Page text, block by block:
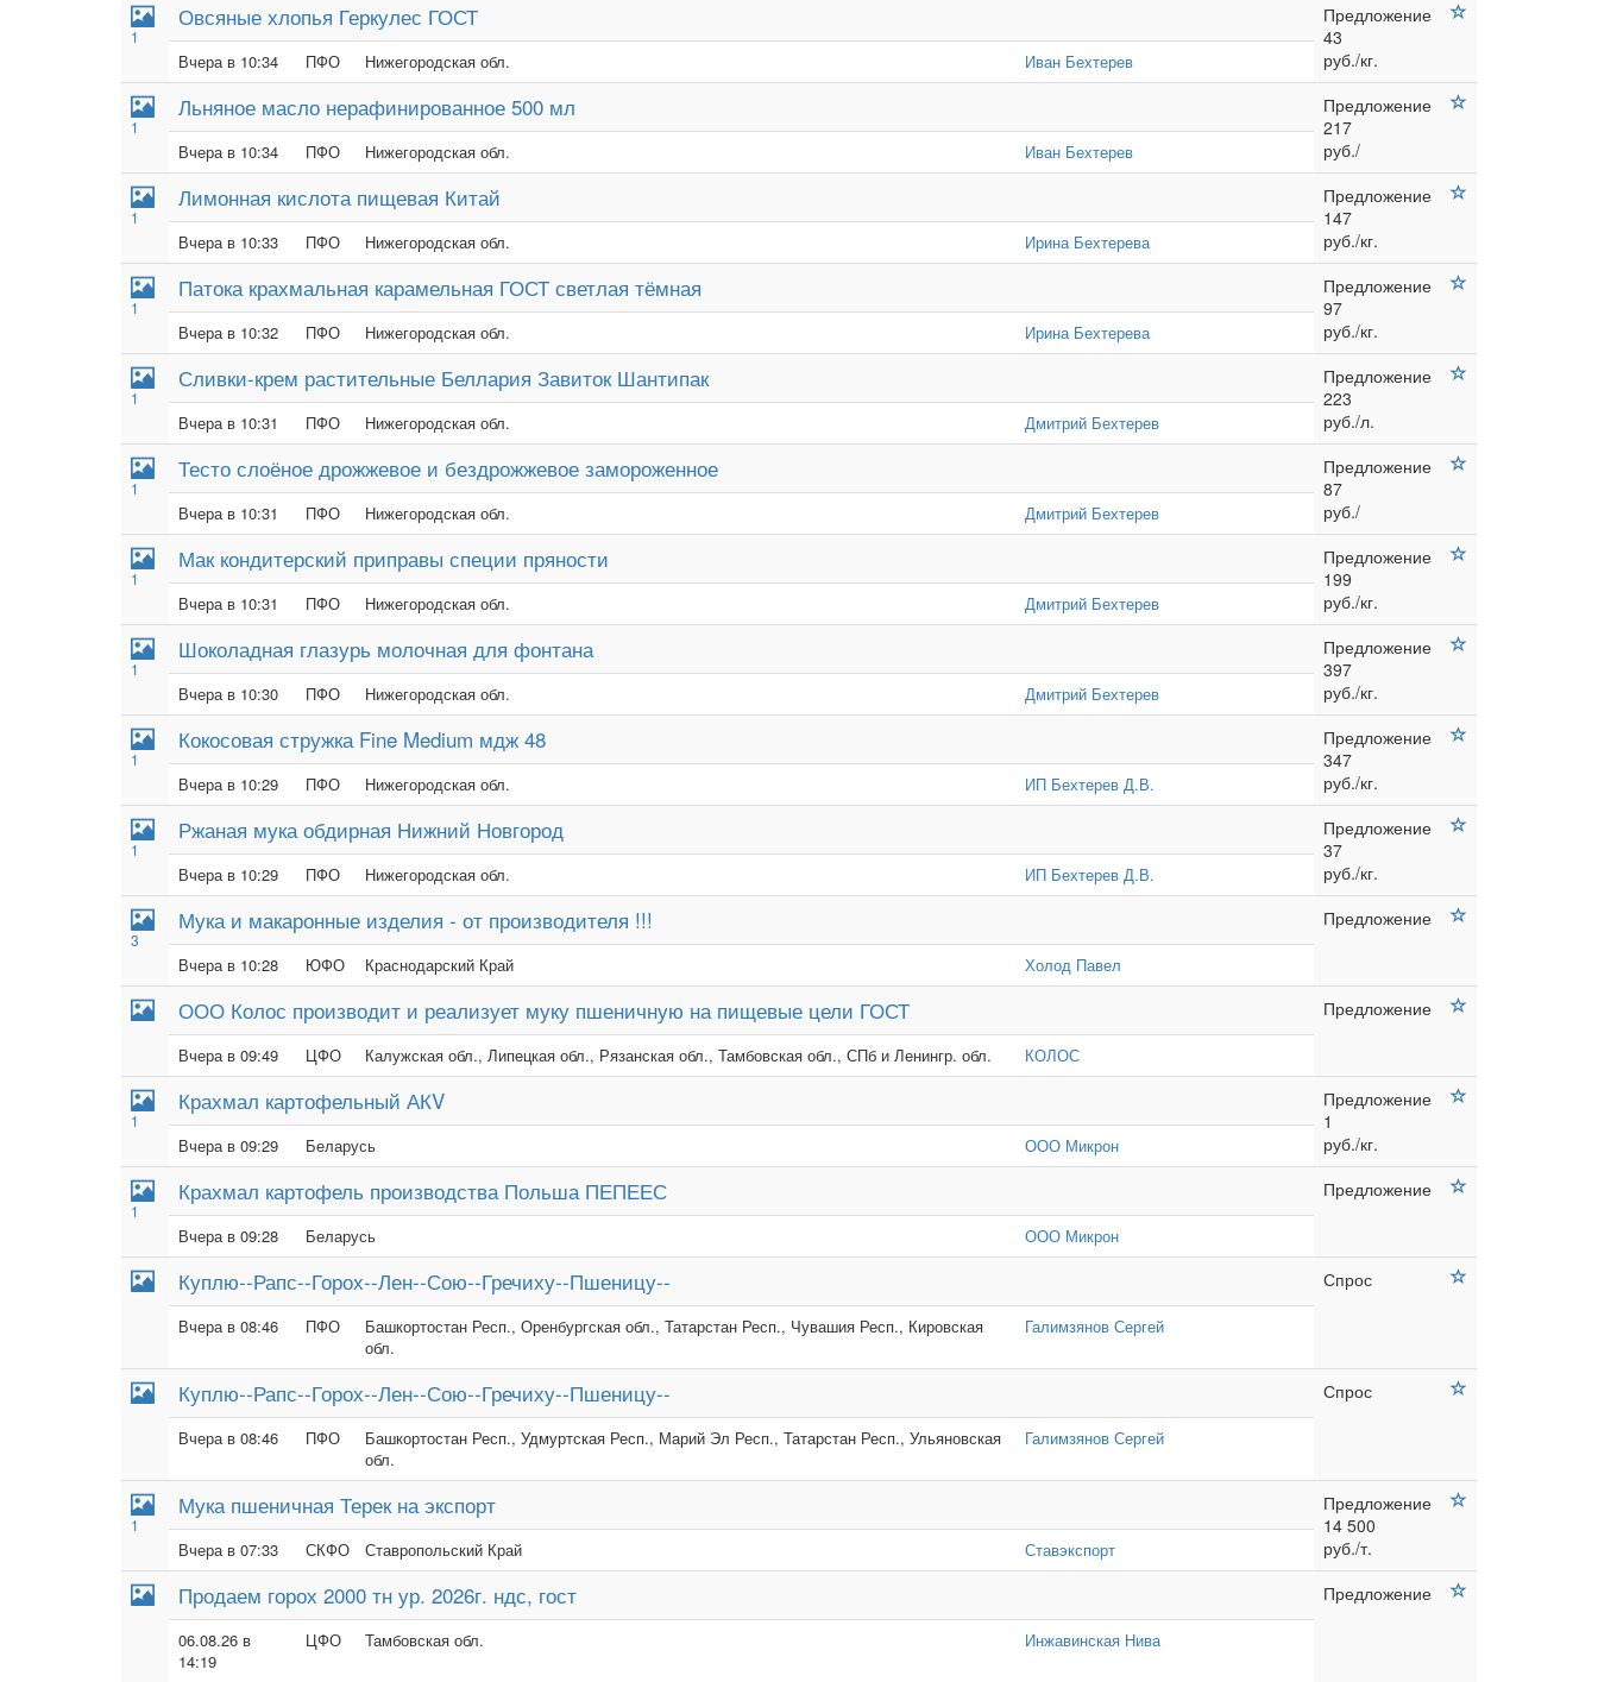
1
Овсяные хлопья Геркулес ГОСТ
Предложение
43
руб./кг.
Вчера в 10:34 ПФО Нижегородская обл. Иван Бехтерев
1
Льняное масло нерафинированное 500 мл
Предложение
217
руб./
Вчера в 10:34 ПФО Нижегородская обл. Иван Бехтерев
1
Лимонная кислота пищевая Китай
Предложение
147
руб./кг.
Вчера в 10:33 ПФО Нижегородская обл. Ирина Бехтерева
1
Патока крахмальная карамельная ГОСТ светлая тёмная
Предложение
97
руб./кг.
Вчера в 10:32 ПФО Нижегородская обл. Ирина Бехтерева
1
Сливки-крем растительные Беллария Завиток Шантипак
Предложение
223
руб./л.
Вчера в 10:31 ПФО Нижегородская обл. Дмитрий Бехтерев
1
Тесто слоёное дрожжевое и бездрожжевое замороженное
Предложение
87
руб./
Вчера в 10:31 ПФО Нижегородская обл. Дмитрий Бехтерев
1
Мак кондитерский приправы специи пряности
Предложение
199
руб./кг.
Вчера в 10:31 ПФО Нижегородская обл. Дмитрий Бехтерев
1
Шоколадная глазурь молочная для фонтана
Предложение
397
руб./кг.
Вчера в 10:30 ПФО Нижегородская обл. Дмитрий Бехтерев
1
Кокосовая стружка Fine Medium мдж 48
Предложение
347
руб./кг.
Вчера в 10:29 ПФО Нижегородская обл. ИП Бехтерев Д.В.
1
Ржаная мука обдирная Нижний Новгород
Предложение
37
руб./кг.
Вчера в 10:29 ПФО Нижегородская обл. ИП Бехтерев Д.В.
3
Мука и макаронные изделия - от производителя !!! Предложение
Вчера в 10:28 ЮФО Краснодарский Край Холод Павел
ООО Колос производит и реализует муку пшеничную на пищевые цели ГОСТ Предложение
Вчера в 09:49 ЦФО Калужская обл., Липецкая обл., Рязанская обл., Тамбовская обл., СПб и Ленингр. обл. КОЛОС
1
Крахмал картофельный АКV
Предложение
1
руб./кг.
Вчера в 09:29 Беларусь ООО Микрон
1
Крахмал картофель производства Польша ПЕПЕЕС Предложение
Вчера в 09:28 Беларусь ООО Микрон
Куплю--Рапс--Горох--Лен--Сою--Гречиху--Пшеницу-- Спрос
Вчера в 08:46 ПФО
Башкортостан Респ., Оренбургская обл., Татарстан Респ., Чувашия Респ., Кировская
обл.
Галимзянов Сергей
Куплю--Рапс--Горох--Лен--Сою--Гречиху--Пшеницу-- Спрос
Вчера в 08:46 ПФО
Башкортостан Респ., Удмуртская Респ., Марий Эл Респ., Татарстан Респ., Ульяновская
обл.
Галимзянов Сергей
1
Мука пшеничная Терек на экспорт
Предложение
14 500
руб./т.
Вчера в 07:33 СКФО Ставропольский Край Ставэкспорт
Продаем горох 2000 тн ур. 2026г. ндс, гост Предложение
06.08.26 в
14:19
ЦФО Тамбовская обл. Инжавинская Нива